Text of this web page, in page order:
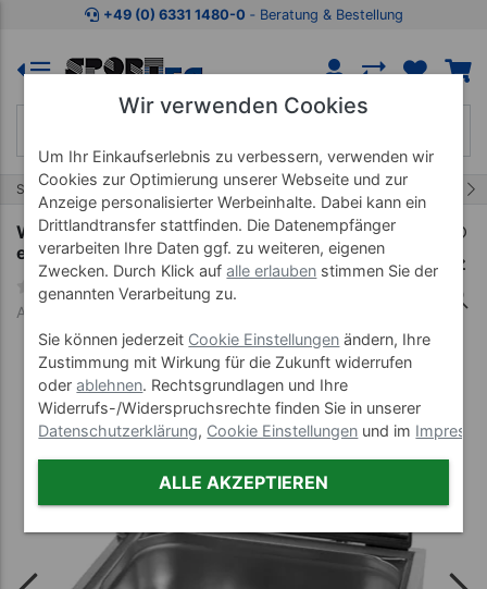
Zum Kaufbereich springen Zur Produktbeschreibung
+49 (0) 6331 1480-0 ‐ Beratung & Bestellung
Start Moor Wasserbäder
Wasserbad 5-30 für bis zu 5 Wärmeträger,
elektronisch
Art-Nr. 24821--01
Wir verwenden Cookies
Um Ihr Einkaufserlebnis zu verbessern, verwenden wir
Cookies zur Optimierung unserer Webseite und zur
Anzeige personalisierter Werbeinhalte. Dabei kann ein
Drittlandtransfer stattfinden. Die Datenempfänger
verarbeiten Ihre Daten ggf. zu weiteren, eigenen
Zwecken. Durch Klick aufalle erlauben stimmen Sie der
genannten Verarbeitung zu.
Sie können jederzeit Cookie Einstellungen ändern, Ihre
Zustimmung mit Wirkung für die Zukunft widerrufen
oderablehnen. Rechtsgrundlagen und Ihre
Widerrufs-/Widerspruchsrechte finden Sie in unserer
Datenschutzerklärung, Cookie Einstellungen und im
ALLE AKZEPTIEREN